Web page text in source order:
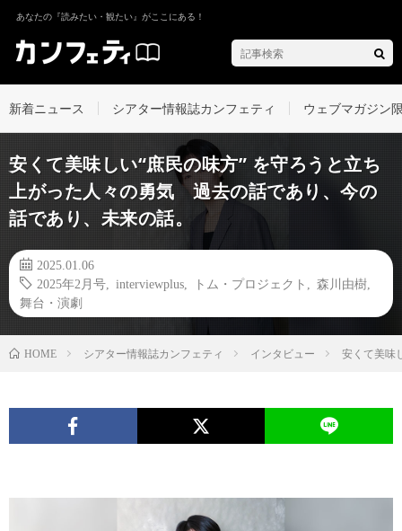
あなたの『読みたい・観たい』がここにある！
新着ニュース シアター情報誌カンフェティ ウェブマガジン
安くて美味しい“庶民の味方” を守ろうと立ち
上がった人々の勇気 過去の話であり、今の
話であり、未来の話。
2025.01.06
2025年2月号
interviewplus トム・プロジェクト 森川由樹
舞台・演劇
HOME シアター情報誌カンフェティ インタビュー 安くて美味